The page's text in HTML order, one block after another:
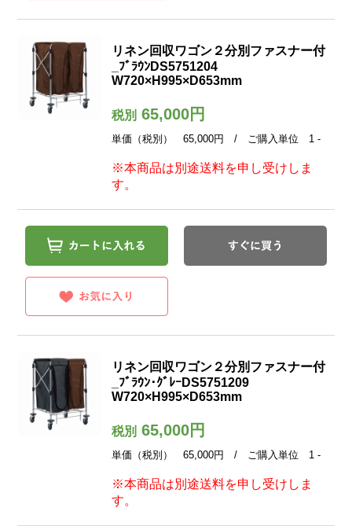
リネン回収ワゴン２分別ファスナー付
_ﾌﾞﾗｳﾝDS5751204
W720×H995×D653mm
税別65,000円
単価（税別） 65,000円 / ご購入単位 1 -
※本商品は別途送料を申し受けしま
す。
リネン回収ワゴン２分別ファスナー付
_ﾌﾞﾗｳﾝ･ｸﾞﾚｰDS5751209
W720×H995×D653mm
税別65,000円
単価（税別） 65,000円 / ご購入単位 1 -
※本商品は別途送料を申し受けしま
す。